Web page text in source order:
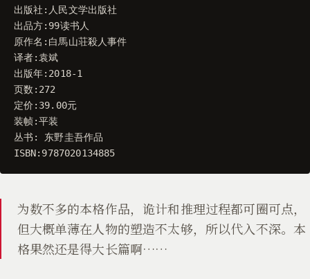
出版社 : 人民文学出版社
出品方: 99读书人
原作名 : 白馬山荘殺人事件
译者: 袁斌
出版年: 2018-1
页数 : 272
定价 : 39.00元
装帧:平装
丛书 :
东野圭吾作品
ISBN: 9787020134885
为数不多的本格作品，诡计和推理过程都可圈可点，
但大概单薄在人物的塑造不太够，所以代入不深。本
格果然还是得大长篇啊……